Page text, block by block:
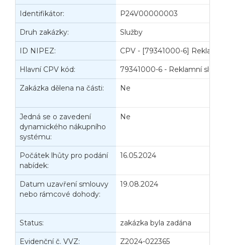
Identifikátor: P24V00000003
Druh zakázky: Služby
ID NIPEZ: CPV - [79341000-6]
Hlavní CPV kód: 79341000-6 - Reklamní služby
Zakázka dělena na části: Ne
Jedná se o zavedení
dynamického nákupního
systému:
Ne
Počátek lhůty pro podání
nabídek:
16.05.2024
Datum uzavření smlouvy
nebo rámcové dohody:
19.08.2024
Status: zakázka byla zadána
Evidenční č. VVZ: Z2024-022365